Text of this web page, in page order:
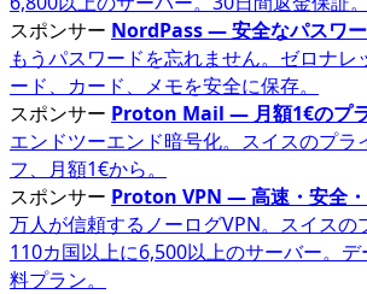
スポンサー NordPass — 安全なパスワ
もうパスワードを忘れません。ゼロナレ
ード、カード、メモを安全に保存。
スポンサー Proton Mail — 月額1€のプ
エンドツーエンド暗号化。スイスのプラ
フ、月額1€から。
スポンサー Proton VPN — 高速・安全
万人が信頼するノーログVPN。スイスの
110カ国以上に6,500以上のサーバー。
料プラン。